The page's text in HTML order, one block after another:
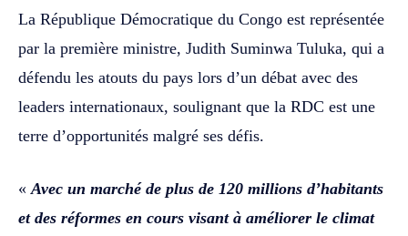
La République Démocratique du Congo est représentée
par la première ministre, Judith Suminwa Tuluka, qui a
défendu les atouts du pays lors d’un débat avec des
leaders internationaux, soulignant que la RDC est une
terre d’opportunités malgré ses défis.
« Avec un marché de plus de 120 millions d’habitants
et des réformes en cours visant à améliorer le climat